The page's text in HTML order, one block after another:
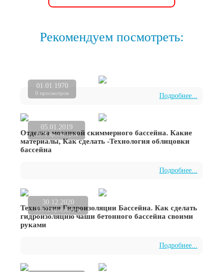
Рекомендуем посмотреть:
01.01.1970
0 просмотров Подробнее...
05.01.2019
1376 просмотров
Отделка мозаикой скиммерного бассейна. Какие
материалы, Как сделать -Технология облицовки
бассейна
Подробнее...
30.12.2020
33072 просмотров
Технология Гидроизоляции Бассейна. Как сделать
гидроизоляцию чаши бетонного бассейна своими
руками
Подробнее...